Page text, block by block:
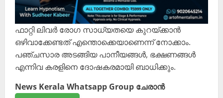
ഫാറ്റി ലിവര്‍ രോഗ സാധ്യതയെ കുറയ്ക്കാന്‍
ഒഴിവാക്കേണ്ടത് എന്തൊക്കെയാണെന്ന് നോക്കാം.
പഞ്ചസാര അടങ്ങിയ പാനീയങ്ങള്‍, ഭക്ഷണങ്ങള്‍
എന്നിവ കരളിനെ ദോഷകരമായി ബാധിക്കും.
News Kerala Whatsapp Group ചേരാൻ